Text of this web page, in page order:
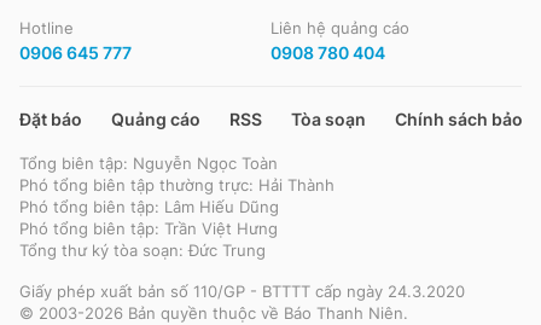
Video Magazine
Tiện ích Bạn cần biết
Thông tin tòa soạn Liên hệ quảng cáo
Hotline
0906 645 777
Liên hệ quảng cáo
0908 780 404
Đặt báo Quảng cáo RSS Tòa soạn Chính sách bảo
Tổng biên tập: Nguyễn Ngọc Toàn
Phó tổng biên tập thường trực: Hải Thành
Phó tổng biên tập: Lâm Hiếu Dũng
Phó tổng biên tập: Trần Việt Hưng
Tổng thư ký tòa soạn: Đức Trung
Giấy phép xuất bản số 110/GP - BTTTT cấp ngày 24.3.2020
© 2003-2026 Bản quyền thuộc về Báo Thanh Niên.